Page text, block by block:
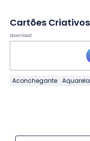
Download
Aconchegante Aquarela